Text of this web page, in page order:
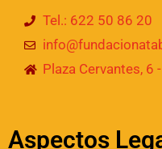
Tel.: 622 50 86 20
Plaza Cervantes, 6
Aspectos